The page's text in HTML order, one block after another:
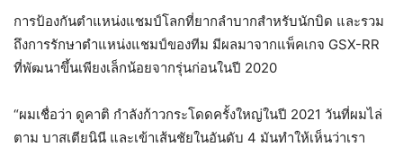
การป้องกันตำแหน่งแชมป์โลกที่ยากลำบากสำหรับนักบิด และรวม
ถึงการรักษาตำแหน่งแชมป์ของทีม มีผลมาจากแพ็คเกจ GSX-RR
ที่พัฒนาขึ้นเพียงเล็กน้อยจากรุ่นก่อนในปี 2020
“ผมเชื่อว่า ดูคาติ กำลังก้าวกระโดดครั้งใหญ่ในปี 2021 วันที่ผมไล่
ตาม บาสเตียนินี และเข้าเส้นชัยในอันดับ 4 มันทำให้เห็นว่าเรา